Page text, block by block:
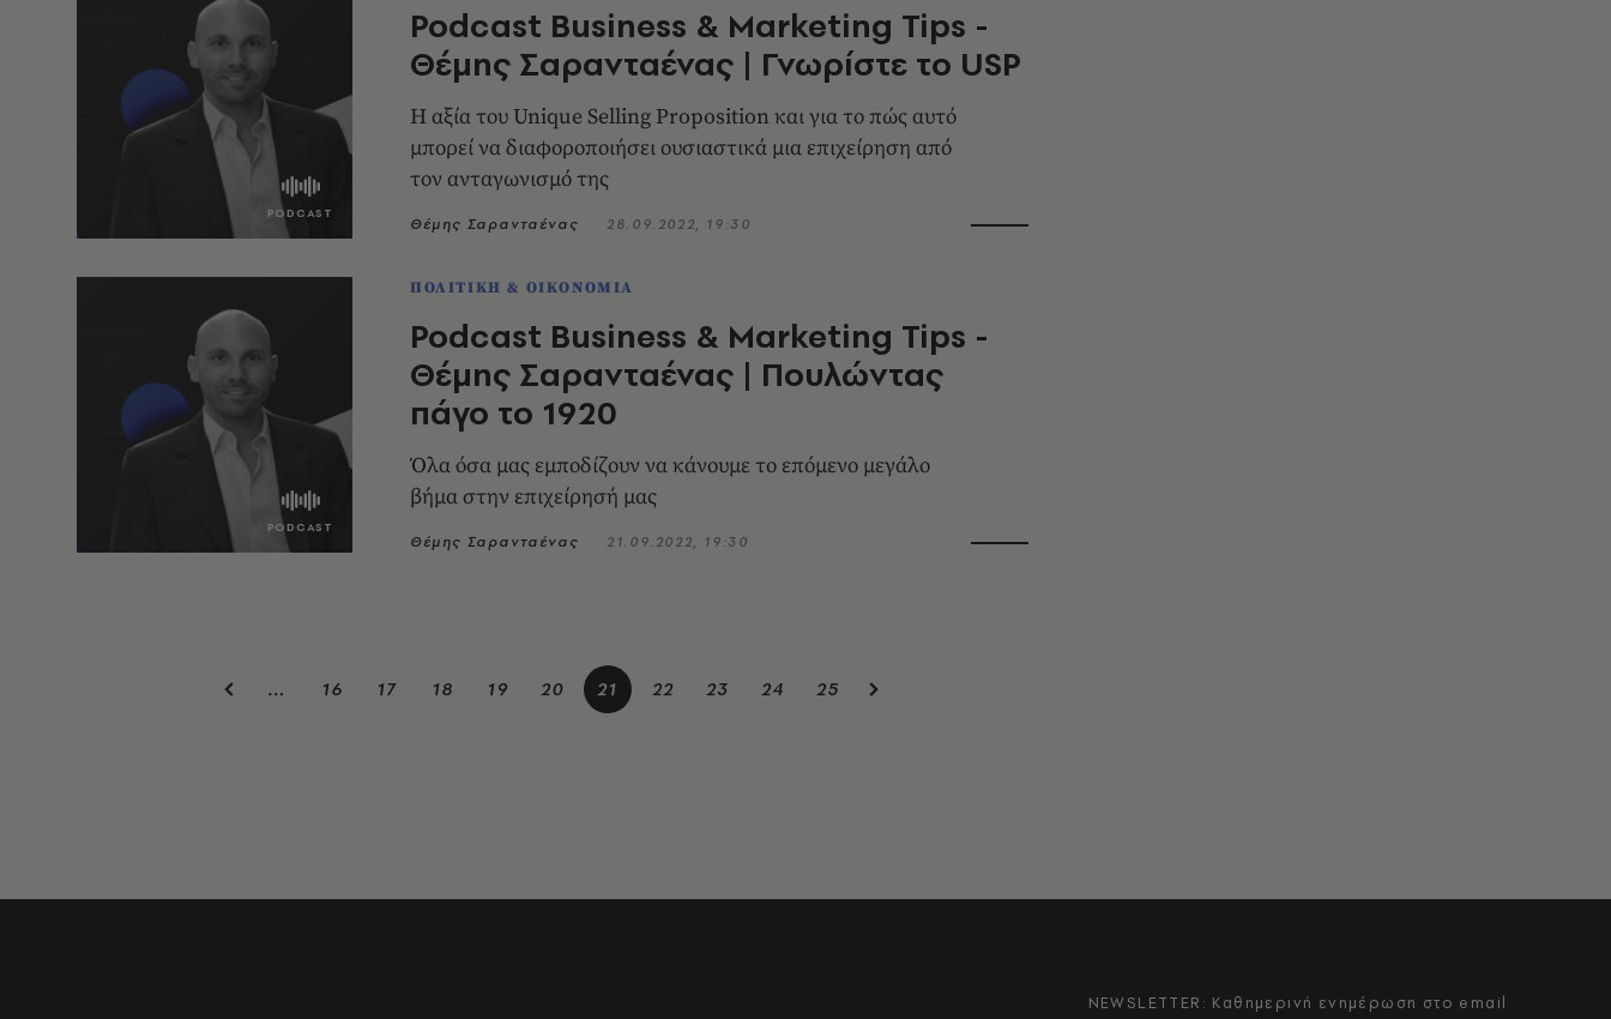
Podcast Business & Marketing Tips -
Θέμης Σαρανταένας | Γνωρίστε το USP
Η αξία του Unique Selling Proposition και για το πώς αυτό
μπορεί να διαφοροποιήσει ουσιαστικά μια επιχείρηση από
τον ανταγωνισμό της
Θέμης Σαρανταένας 28.09.2022, 19:30
ΠΟΛΙΤΙΚΗ & ΟΙΚΟΝΟΜΙΑ
Podcast Business & Marketing Tips -
Θέμης Σαρανταένας | Πουλώντας
πάγο το 1920
Όλα όσα μας εμποδίζουν να κάνουμε το επόμενο μεγάλο
βήμα στην επιχείρησή μας
Θέμης Σαρανταένας 21.09.2022, 19:30
… 16 17 18 19 20 21 22 23 24 25
NEWSLETTER: Καθημερινή ενημέρωση στο email